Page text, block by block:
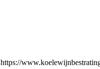
https://